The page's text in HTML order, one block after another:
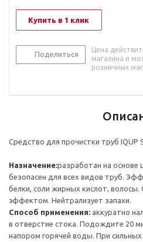
Купить в 1 клик
Поделиться
Цена
магазина и
розничных
Средство для прочистки труб IQUP
Назначение:разработан на
безопасен для всех видов труб.
белки, соли жирных кислот,
эффектом. Нейтрализует запахи.
Способ применения: аккуратно
в отверстие стока. Подождите 20
напором горячей воды. При сильных